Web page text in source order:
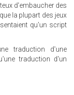
d'embaucher des
la plupart des jeux
qu'un script
traduction d'une
traduction d'un